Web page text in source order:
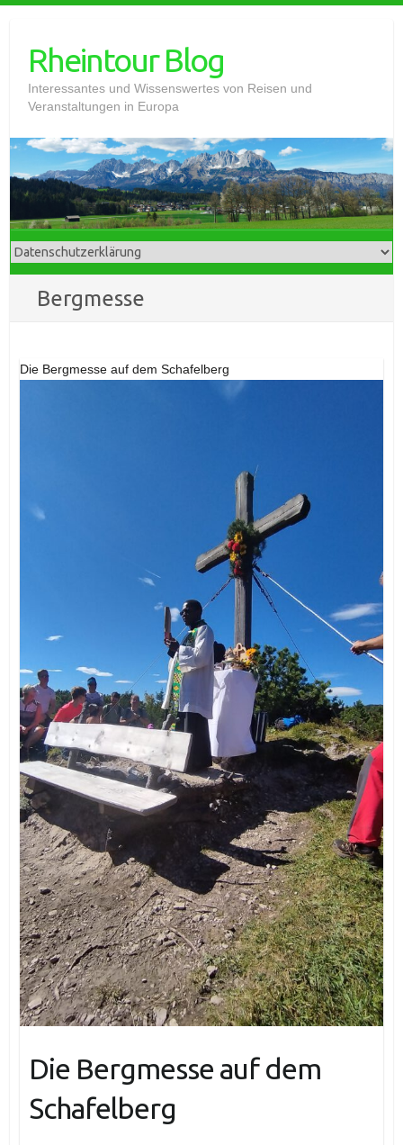
contentRheintour Blog
Interessantes und Wissenswertes von Reisen und
Veranstaltungen in Europa
Bergmesse
Die Bergmesse auf dem Schafelberg
Die Bergmesse auf dem
Schafelberg